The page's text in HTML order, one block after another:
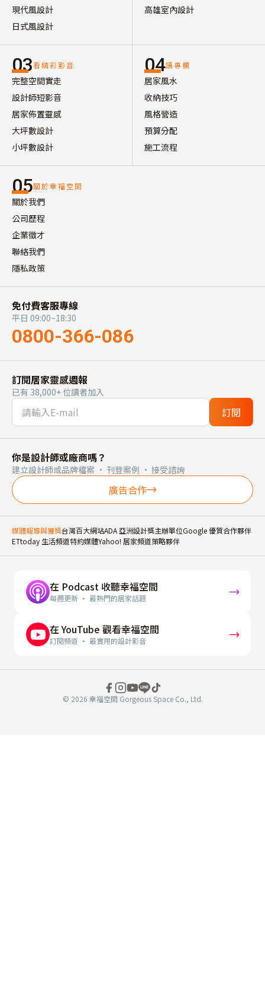
現代風設計
日式風設計
高雄室內設計
03看精彩影音
完整空間實走
設計師短影音
居家佈置靈感
大坪數設計
小坪數設計
04讀專欄
居家風水
收納技巧
風格營造
預算分配
施工流程
05關於幸福空間
關於我們
公司歷程
企業徵才
聯絡我們
隱私政策
免付費客服專線
平日 09:00~18:30
0800-366-086
訂閱居家靈感週報
已有 38,000+ 位讀者加入
訂閱
你是設計師或廠商嗎？
建立設計師或品牌檔案 · 刊登案例 · 接受諮詢
廣告合作
媒體報導與獲獎台灣百大網站ADA 亞洲設計獎主辦單位Google 優質合作夥伴
ETtoday 生活頻道特約媒體Yahoo! 居家頻道策略夥伴
在 Podcast 收聽幸福空間
每週更新 · 最熱門的居家話題
在 YouTube 觀看幸福空間
訂閱頻道 · 最實用的設計影音
© 2026 幸福空間 Gorgeous Space Co., Ltd.